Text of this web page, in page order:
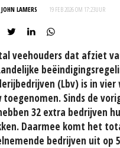
JOHN LAMERS 19 FEB 2026 OM 17:23UUR
veehouders dat afziet
(Lbv) is in vier
toegenomen. Sinds de
32 extra bedrijven
Daarmee komt het
bedrijven uit op